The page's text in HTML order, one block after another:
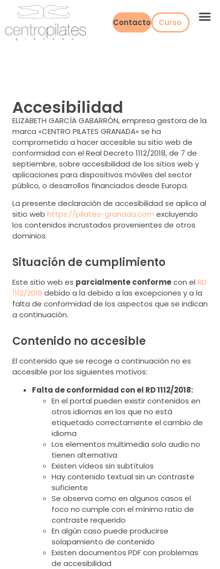
Contacto Curso
Accesibilidad
ELIZABETH GARCÍA GABARRÓN, empresa gestora de la
marca «CENTRO PILATES GRANADA» se ha
comprometido a hacer accesible su sitio web de
conformidad con el Real Decreto 1112/2018, de 7 de
septiembre, sobre accesibilidad de los sitios web y
aplicaciones para dispositivos móviles del sector
público, o desarrollos financiados desde Europa.
La presente declaración de accesibilidad se aplica al
sitio web https://pilates-granada.com excluyendo
los contenidos incrustados provenientes de otros
dominios.
Situación de cumplimiento
Este sitio web es parcialmente conformecon el RD
1112/2018 debido a la debido a las excepciones y a la
falta de conformidad de los aspectos que se indican
a continuación.
Contenido no accesible
El contenido que se recoge a continuación no es
accesible por los siguientes motivos:
Falta de conformidad con el RD 1112/2018:
En el portal pueden existir contenidos en
otros idiomas en los que no está
etiquetado correctamente el cambio de
idioma
Los elementos multimedia solo audio no
tienen alternativa
Existen vídeos sin subtítulos
Hay contenido textual sin un contraste
suficiente
Se observa como en algunos casos el
foco no cumple con el mínimo ratio de
contraste requerido
En algún caso puede producirse
solapamiento de contenido
Existen documentos PDF con problemas
de accesibilidad